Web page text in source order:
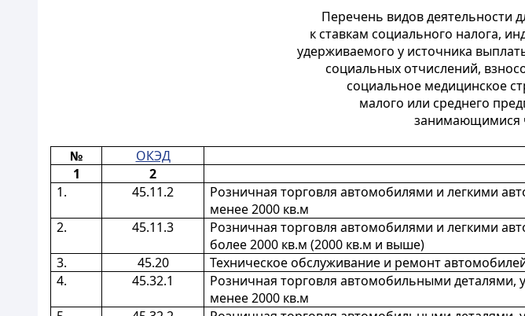
Перечень видов деятельности
к ставкам социального налога,
удерживаемого у источника
социальных отчислений,
социальное медицинское
малого или среднего
занимающимися
№ ОКЭД
1
2
1.
45.11.2
Розничная торговля автомобилями и легкими
менее 2000 кв.м
2.
45.11.3
Розничная торговля автомобилями и легкими
более 2000 кв.м (2000 кв.м и выше)
3.
45.20
Техническое обслуживание и ремонт
4.
45.32.1
Розничная торговля автомобильными
менее 2000 кв.м